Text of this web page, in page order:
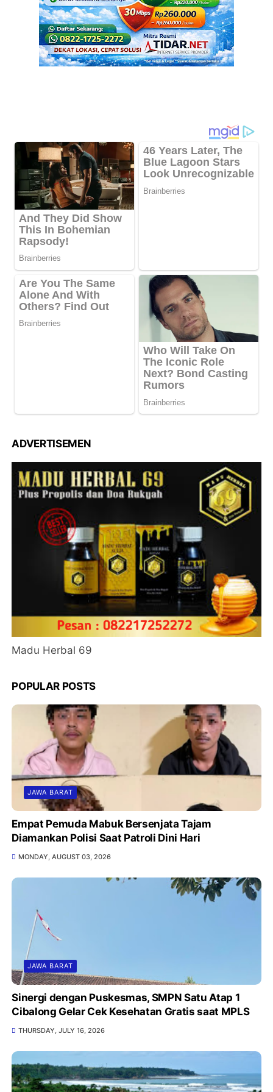
ADVERTISEMEN
Madu Herbal 69
POPULAR POSTS
JAWA BARAT
Empat Pemuda Mabuk Bersenjata Tajam
Diamankan Polisi Saat Patroli Dini Hari
MONDAY, AUGUST 03, 2026
JAWA BARAT
Sinergi dengan Puskesmas, SMPN Satu Atap 1
Cibalong Gelar Cek Kesehatan Gratis saat MPLS
THURSDAY, JULY 16, 2026